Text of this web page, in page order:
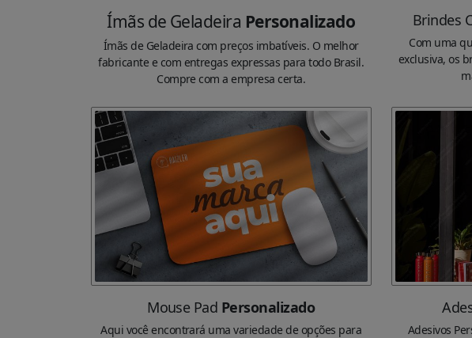
Ímãs de Geladeira Personalizado
Ímãs de Geladeira com preços imbatíveis. O melhor
fabricante e com entregas expressas para todo Brasil.
Compre com a empresa certa.
Brindes
Com uma
exclusiva, os
Mouse Pad Personalizado
Aqui você encontrará uma variedade de opções para
Adesivos